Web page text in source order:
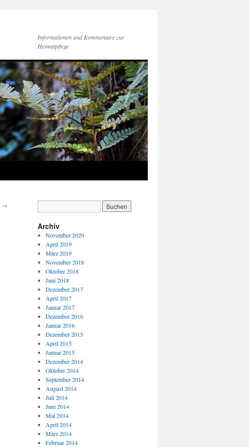
Informationen und Kommentare zur
Heimatpflege
→
Archiv
November 2020
April 2019
März 2019
November 2018
Oktober 2018
Juni 2018
Dezember 2017
April 2017
Januar 2017
Dezember 2016
Januar 2016
Dezember 2015
April 2015
Januar 2015
Dezember 2014
Oktober 2014
September 2014
August 2014
Juli 2014
Juni 2014
Mai 2014
April 2014
März 2014
Februar 2014